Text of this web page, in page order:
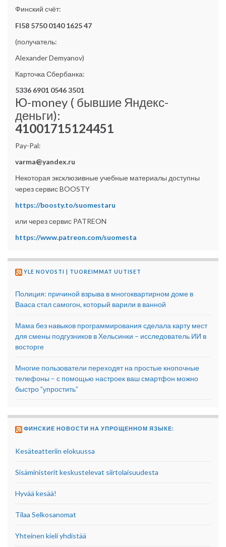
Финский счёт:
FI58 5750 0140 1625 47
(получатель:
Alexander Demyanov)
Карточка Сбербанка:
5336 6901 0546 3501
Ю-money ( бывшие Яндекс-
деньги):
41001715124451
Pay-Pal:
varma@yandex.ru
Некоторая эксклюзивные учебные материалы доступны
через сервис BOOSTY
https://boosty.to/suomestaru
или через сервис PATREON
https://www.patreon.com/suomesta
YLE NOVOSTI | TUOREIMMAT UUTISET
Полиция: причиной взрыва в многоквартирном доме в
Вааса стал самогон, который варили в ванной
Мама без навыков программирования сделала карту мест
для смены подгузников в Хельсинки – исследователь ИИ в
восторге
Многие пользователи переходят на простые кнопочные
телефоны – с помощью настроек ваш смартфон можно
быстро ”упростить”
ФИНСКИЕ НОВОСТИ НА УПРОЩЕННОМ ЯЗЫКЕ:
Kesäteatteriin elokuussa
Sisäministerit keskustelevat siirtolaisuudesta
Hyvää kesää!
Tilaa Selkosanomat
Yhteinen kieli yhdistää